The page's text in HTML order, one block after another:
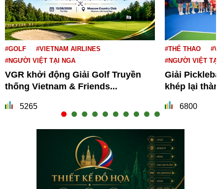
#GOLF
#VIETNAM AIRLINES
#NGƯỜI VIỆT TẠI NGA
VGR khởi động Giải Golf Truyền
thống Vietnam & Friends...
5265
#THỂ THAO
#NGƯỜI VIỆT TẠI
Giải
khép lại
6800